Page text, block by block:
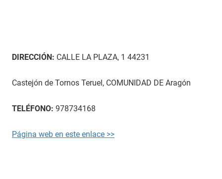
DIRECCIÓN: CALLE LA PLAZA, 1 44231
Castejón de Tornos Teruel, COMUNIDAD DE Aragón
TELÉFONO: 978734168
Página web en este enlace >>